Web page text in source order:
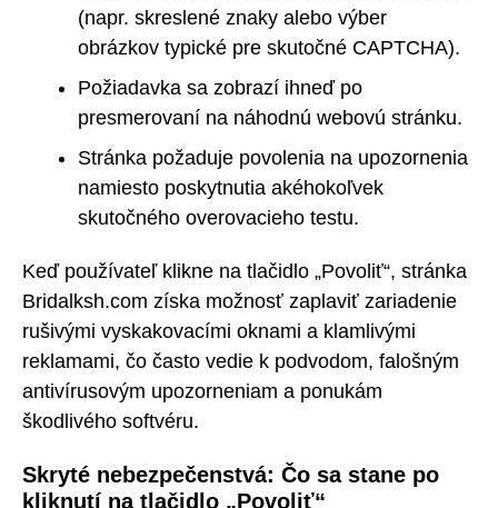
(napr. skreslené znaky alebo výber
obrázkov typické pre skutočné CAPTCHA).
Požiadavka sa zobrazí ihneď po
presmerovaní na náhodnú webovú stránku.
Stránka požaduje povolenia na upozornenia
namiesto poskytnutia akéhokoľvek
skutočného overovacieho testu.
Keď používateľ klikne na tlačidlo „Povoliť“, stránka
Bridalksh.com získa možnosť zaplaviť zariadenie
rušivými vyskakovacími oknami a klamlivými
reklamami, čo často vedie k podvodom, falošným
antivírusovým upozorneniam a ponukám
škodlivého softvéru.
Skryté nebezpečenstvá: Čo sa stane po
kliknutí na tlačidlo „Povoliť“